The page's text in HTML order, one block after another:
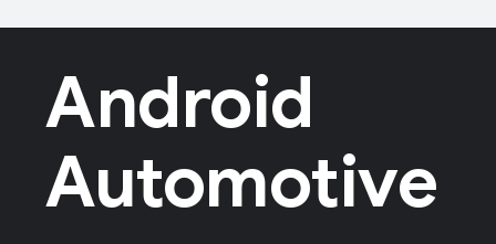
Android
Automotive